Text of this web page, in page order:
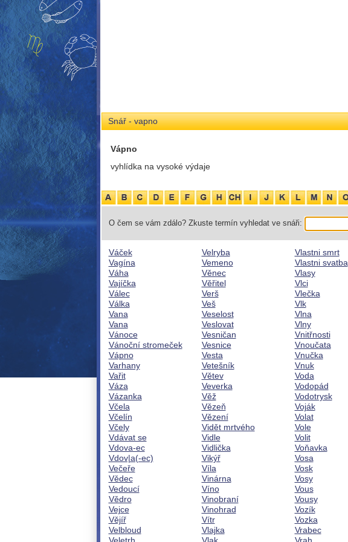
Snář - vapno
Vápno
vyhlídka na vysoké výdaje
O čem se vám zdálo? Zkuste termín vyhledat ve snáři:
Váček
Vagína
Váha
Vajíčka
Válec
Válka
Vana
Vana
Vánoce
Vánoční stromeček
Vápno
Varhany
Vařit
Váza
Vázanka
Včela
Včelín
Včely
Vdávat se
Vdova-ec
Vdov|a(-ec)
Večeře
Vědec
Vedoucí
Vědro
Vejce
Vějíř
Velbloud
Velryba
Vemeno
Věnec
Věřitel
Verš
Veš
Veselost
Veslovat
Vesničan
Vesnice
Vesta
Vetešník
Větev
Veverka
Věž
Vězeň
Vězení
Vidět mrtvého
Vidle
Vidlička
Vikýř
Víla
Vinárna
Víno
Vinobraní
Vinohrad
Vítr
Vlajka
Vlastni smrt
Vlastni svatba
Vlasy
Vlci
Vlečka
Vlk
Vlna
Vlny
Vnitřnosti
Vnoučata
Vnučka
Vnuk
Voda
Vodopád
Vodotrysk
Voják
Volat
Vole
Volit
Voňavka
Vosa
Vosk
Vosy
Vous
Vousy
Vozík
Vozka
Vrabec